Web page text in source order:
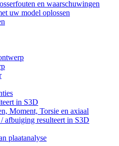
en waarschuwingen
uw model oplossen
in S3D
Moment, Torsie en axiaal
afbuiging resulteert in S3D
plaatanalyse